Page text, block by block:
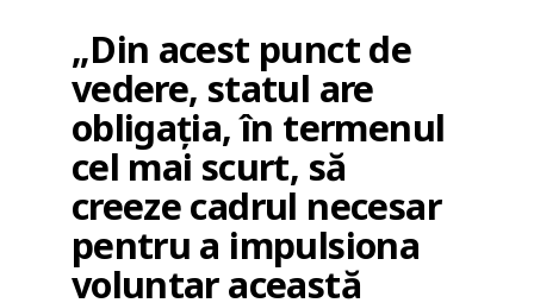
„Din acest punct de
vedere, statul are
obligația, în termenul
cel mai scurt, să
creeze cadrul necesar
pentru a impulsiona
voluntar această